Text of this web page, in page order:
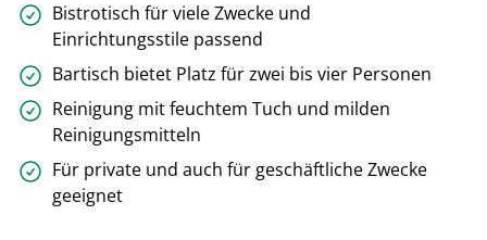
Bistrotisch für viele Zwecke und
Einrichtungsstile passend
Bartisch bietet Platz für zwei bis vier Personen
Reinigung mit feuchtem Tuch und milden
Reinigungsmitteln
Für private und auch für geschäftliche Zwecke
geeignet